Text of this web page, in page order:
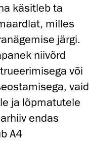
käsitleb ta
milles
järgi.
niivõrd
või
vaid
ja lõpmatutele
endas
A4